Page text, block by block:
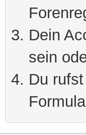
Dein
sein
Du